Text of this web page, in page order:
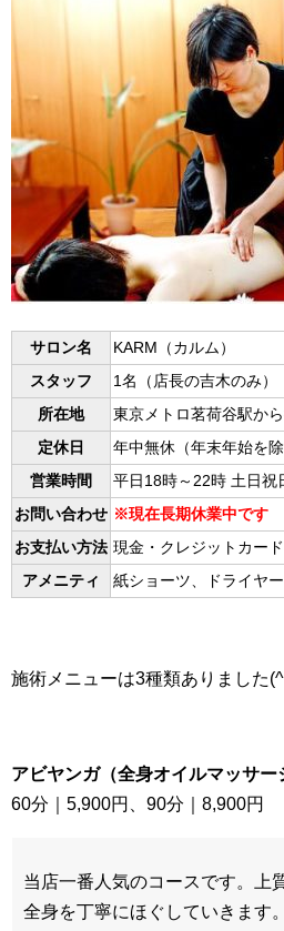
サロン名
KARM（カルム）
スタッフ
1名（店長の吉木のみ）
所在地
東京メトロ茗荷谷駅か
定休日
年中無休（年末年始を除
営業時間
平日18時～22時 土日祝
お問い合わせ ※現在長期休業中です
お支払い方法 現金・クレジットカード
アメニティ
紙ショーツ、ドライヤ
施術メニューは3種類ありました
アビヤンガ（全身オイルマッサー
60分｜5,900円、90分｜8,900円
当店一番人気のコースです。上
全身を丁寧にほぐしていきます。